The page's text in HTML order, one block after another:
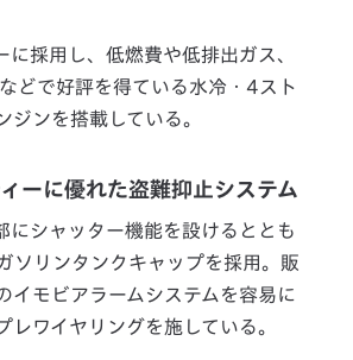
に採用し、低燃費や低排出ガス、
どで好評を得ている水冷・4スト
ジンを搭載している。
ーに優れた盗難抑止システム
にシャッター機能を設けるととも
ソリンタンクキャップを採用。販
イモビアラームシステムを容易に
レワイヤリングを施している。